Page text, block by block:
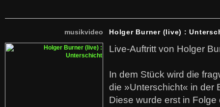
musikvideo Holger Burner (live) :
Live-Auftritt von Holger
In dem Stück wird die
die »Unterschicht« in der
Diese wurde erst in